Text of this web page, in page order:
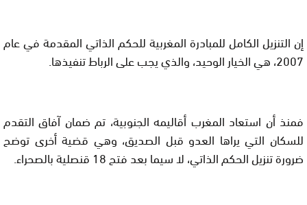
إن التنزيل الكامل للمبادرة المغربية للحكم الذاتي المقدمة في عام
2007، هي الخيار الوحيد، والذي يجب على الرباط تنفيذها.
فمنذ أن استعاد المغرب أقاليمه الجنوبية، تم ضمان آفاق التقدم
للسكان التي يراها العدو قبل الصديق، وهي قضية أخرى توضح
ضرورة تنزيل الحكم الذاتي، لا سيما بعد فتح 18 قنصلية بالصحراء.